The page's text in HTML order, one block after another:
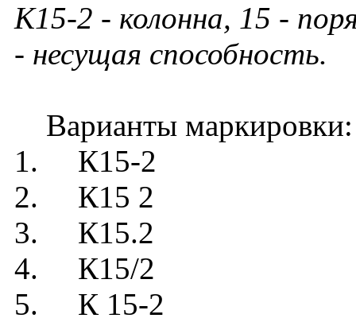
К15-2 - колонна, 15 -
- несущая способность.
Варианты маркировки:
1. К15-2
2. К15 2
3. К15.2
4. К15/2
5. К 15-2